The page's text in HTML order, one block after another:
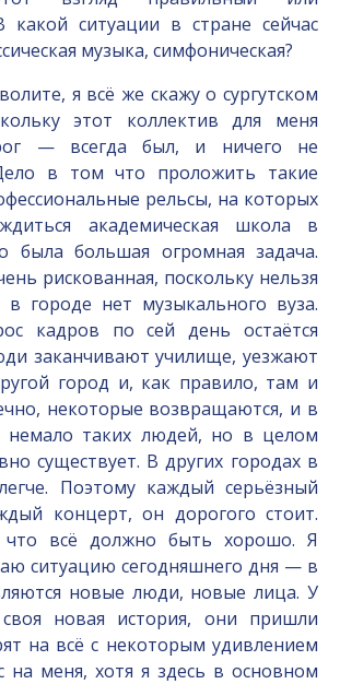
ситуации в стране сейчас
музыка, симфоническая?
я всё же скажу о сургутском
этот коллектив для меня
— всегда был, и ничего не
в том что проложить такие
рельсы, на которых
академическая школа в
была большая огромная задача.
рискованная, поскольку нельзя
в городе нет музыкального вуза.
кадров по сей день остаётся
заканчивают училище, уезжают
город и, как правило, там и
некоторые возвращаются, и в
немало таких людей, но в целом
существует. В других городах в
Поэтому каждый серьёзный
концерт, он дорогого стоит.
что всё должно быть хорошо. Я
ситуацию сегодняшнего дня — в
новые люди, новые лица. У
новая история, они пришли
на всё с некоторым удивлением
на меня, хотя я здесь в основном